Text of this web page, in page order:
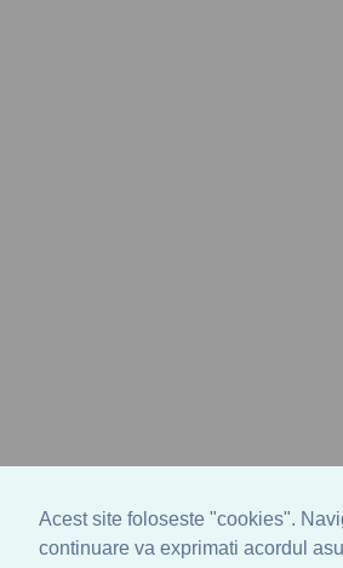
Acest site foloseste "cookies".
continuare va exprimati acordul